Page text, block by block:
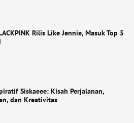
Rilis Like Jennie, Masuk Top 5
Siskaeee: Kisah Perjalanan,
dan Kreativitas